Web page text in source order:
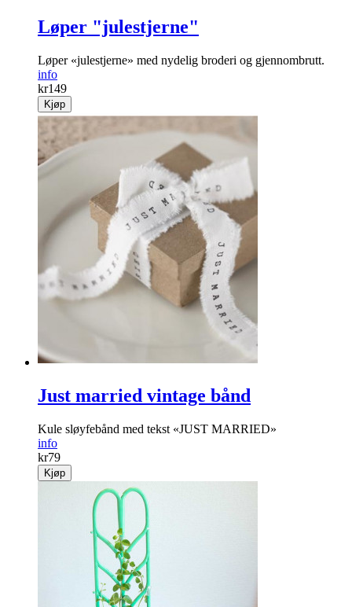
Løper "julestjerne"
Løper «julestjerne» med nydelig broderi og gjennombrutt.
info
kr149
Kjøp
Just married vintage bånd
Kule sløyfebånd med tekst «JUST MARRIED»
info
kr79
Kjøp